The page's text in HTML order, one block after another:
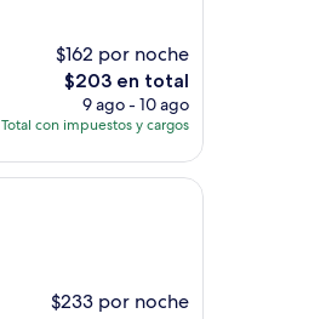
$162 por noche
El
precio
actual
de
$203 en total
9 ago - 10 ago
Total con impuestos y cargos
$233 por noche